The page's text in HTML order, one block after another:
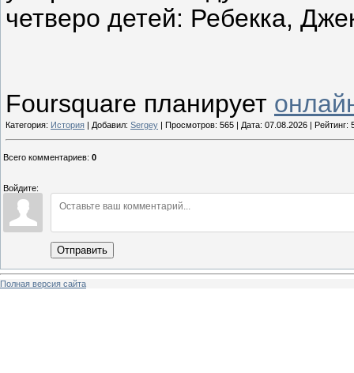
четверо детей: Ребекка,
Foursquare планирует
Категория: История | Добавил: Sergey | Просмотров: 565 | Дата: 07.08.2026 | Рейтинг:
Всего комментариев: 0
Войдите:
Отправить
Полная версия сайта